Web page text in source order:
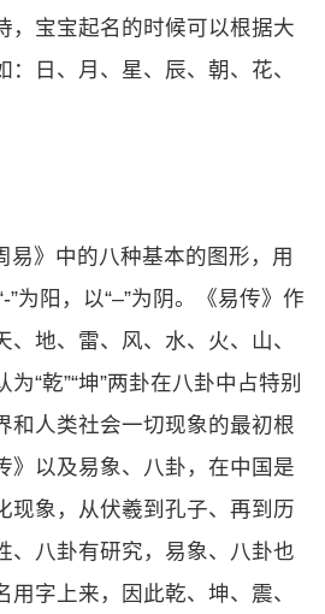
，宝宝起名的时候可以根据大
：日、月、星、辰、朝、花、
易》中的八种基本的图形，用
”为阳，以“–”为阴。《易传》作
地、雷、风、水、火、山、
“乾”“坤”两卦在八卦中占特别
和人类社会一切现象的最初根
》以及易象、八卦，在中国是
现象，从伏羲到孔子、再到历
、八卦有研究，易象、八卦也
字上来，因此乾、坤、震、